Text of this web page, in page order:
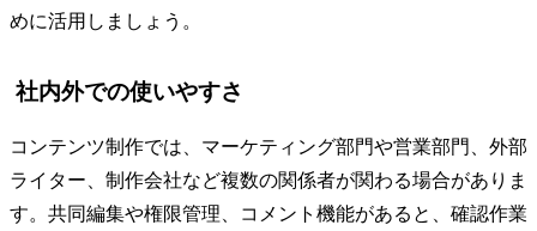
めに活用しましょう。
社内外での使いやすさ
コンテンツ制作では、マーケティング部門や営業部門、外部
ライター、制作会社など複数の関係者が関わる場合がありま
す。共同編集や権限管理、コメント機能があると、確認作業